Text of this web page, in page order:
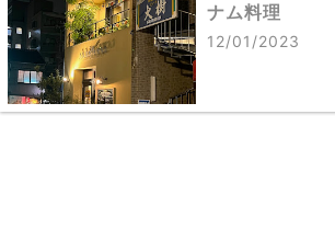
ナム料理
12/01/2023